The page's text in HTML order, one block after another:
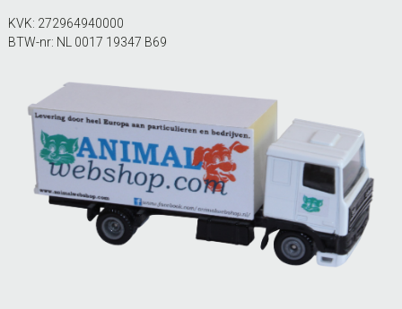
KVK: 272964940000
BTW-nr: NL 0017 19347 B69